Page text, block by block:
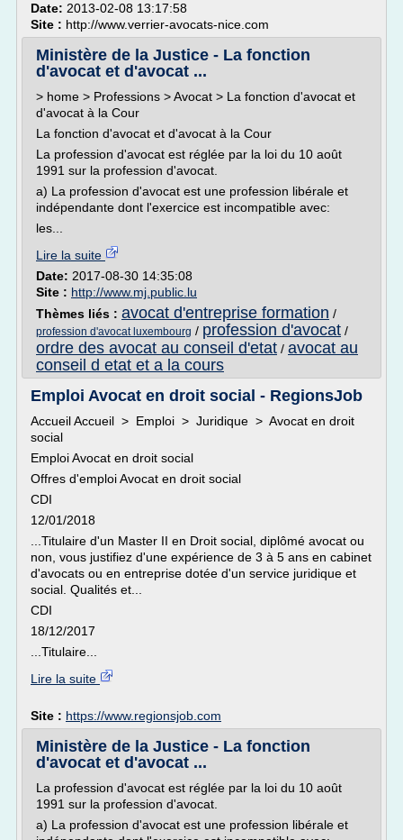
Date: 2013-02-08 13:17:58
Site : http://www.verrier-avocats-nice.com
Ministère de la Justice - La fonction
d'avocat et d'avocat ...
> home > Professions > Avocat > La fonction d'avocat et
d'avocat à la Cour
La fonction d'avocat et d'avocat à la Cour
La profession d'avocat est réglée par la loi du 10 août
1991 sur la profession d'avocat.
a) La profession d'avocat est une profession libérale et
indépendante dont l'exercice est incompatible avec:
les...
Lire la suite
Date: 2017-08-30 14:35:08
Site : http://www.mj.public.lu
Thèmes liés : avocat d'entreprise formation /
profession d'avocat luxembourg / profession d'avocat /
ordre des avocat au conseil d'etat / avocat au
conseil d etat et a la cours
Emploi Avocat en droit social - RegionsJob
Accueil Accueil > Emploi > Juridique > Avocat en droit
social
Emploi Avocat en droit social
Offres d'emploi Avocat en droit social
CDI
12/01/2018
...Titulaire d'un Master II en Droit social, diplômé avocat ou
non, vous justifiez d'une expérience de 3 à 5 ans en cabinet
d'avocats ou en entreprise dotée d'un service juridique et
social. Qualités et...
CDI
18/12/2017
...Titulaire...
Lire la suite
Site : https://www.regionsjob.com
Ministère de la Justice - La fonction
d'avocat et d'avocat ...
La profession d'avocat est réglée par la loi du 10 août
1991 sur la profession d'avocat.
a) La profession d'avocat est une profession libérale et